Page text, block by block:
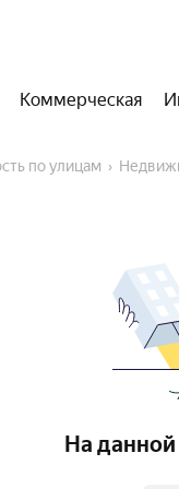
Коммерческая
по улицам
На